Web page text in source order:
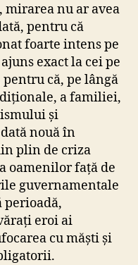
mirarea nu ar avea
pentru că
foarte intens pe
exact la cei pe
că, pe lângă
a familiei,
și
nouă în
plin de criza
oamenilor față de
guvernamentale
perioadă,
eroi ai
cu măști și